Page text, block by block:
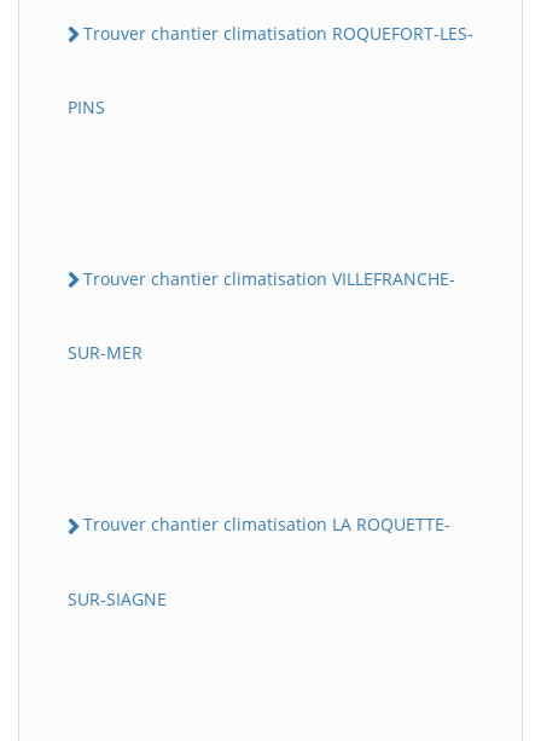
Trouver chantier climatisation ROQUEFORT-LES-
PINS
Trouver chantier climatisation VILLEFRANCHE-
SUR-MER
Trouver chantier climatisation LA ROQUETTE-
SUR-SIAGNE